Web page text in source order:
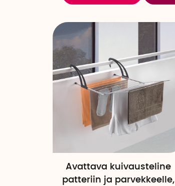
Avattava kuivausteline
patteriin ja parvekkeelle,